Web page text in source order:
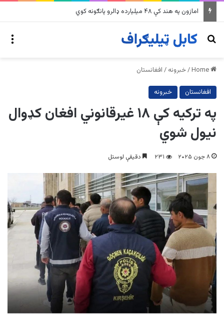
په وینزویلا کې زورورو زلزلو پراخ زیانونه اړولي
Search for
/خبرونه / افغانستان
افغانستان خبرونه
په ترکیه کې ۱۸ غیرقانوني افغان کډوال
نیول شوي
۸ جون ۲۰۲۵ ۲۳۱ دقیقې لوستل